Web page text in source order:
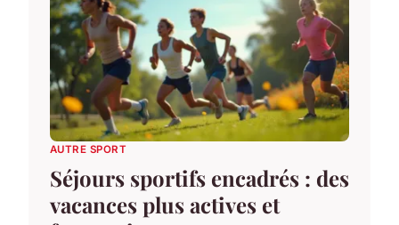
AUTRE SPORT
Séjours sportifs encadrés : des
vacances plus actives et